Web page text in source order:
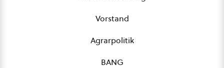
Vorstand
Agrarpolitik
BANG